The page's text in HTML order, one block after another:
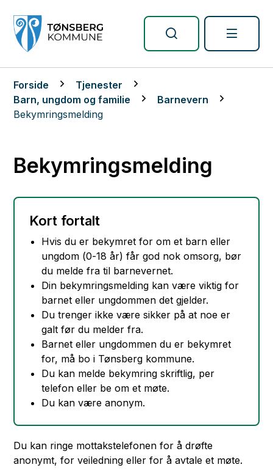
Du er her:
Forside
Tjenester
Barn, ungdom og familie
Barnevern
Bekymringsmelding
Bekymringsmelding
Kort fortalt
Hvis du er bekymret for om et barn eller
ungdom (0-18 år) får god nok omsorg, bør
du melde fra til barnevernet.
Din bekymringsmelding kan være viktig for
barnet eller ungdommen det gjelder.
Du trenger ikke være sikker på at noe er
galt før du melder fra.
Barnet eller ungdommen du er bekymret
for, må bo i Tønsberg kommune.
Du kan melde bekymring skriftlig, per
telefon eller be om et møte.
Du kan være anonym.
Du kan ringe mottakstelefonen for å drøfte
anonymt, for veiledning eller for å avtale et møte.